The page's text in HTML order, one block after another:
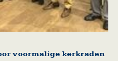
voormalige kerkraden